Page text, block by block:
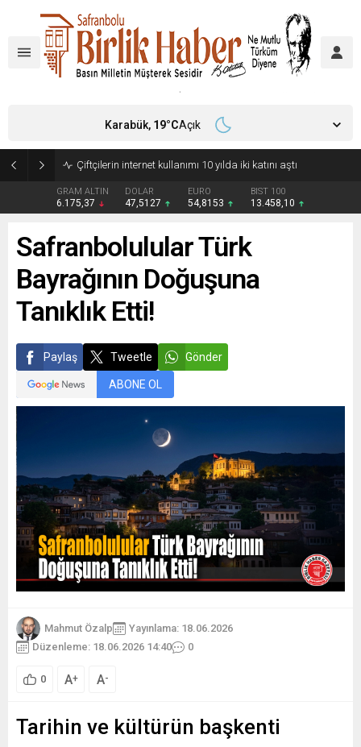
Çiftçilerin internet kullanımı 10 yılda iki katını aştı
GRAM ALTIN
6.175,37
DOLAR
47,5127
EURO
54,8153
BIST 100
13.458,10
Karabük, 19°CAçık
Safranbolulular Türk
Bayrağının Doğuşuna
Tanıklık Etti!
Paylaş Tweetle Gönder
ABONE OL
Mahmut Özalp
Yayınlama: 18.06.2026
Düzenleme: 18.06.2026 14:40
0
0 A+ A-
Tarihin ve kültürün başkenti